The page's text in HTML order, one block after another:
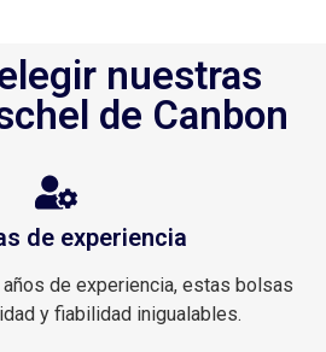
nuestras
de Canbon
de experiencia
de experiencia, estas bolsas
y fiabilidad inigualables.